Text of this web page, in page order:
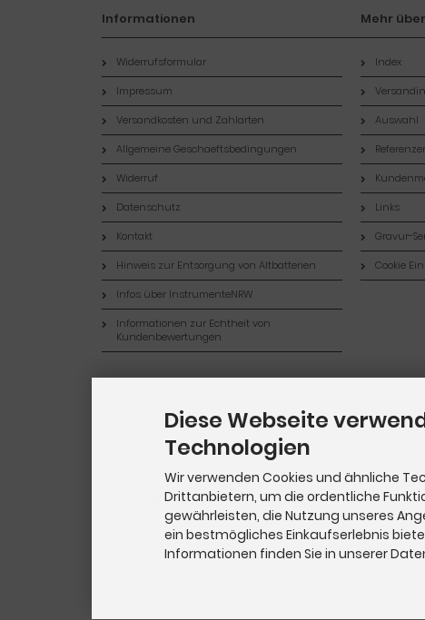
Informationen
Widerrufsformular
Impressum
Versandkosten und Zahlarten
Allgemeine Geschaeftsbedingungen
Widerruf
Datenschutz
Kontakt
Hinweis zur Entsorgung von Altbatterien
Infos über InstrumenteNRW
Informationen zur Echtheit von
Kundenbewertungen
Mehr
Index
Auswahl
Links
Gravur-
Cookie
Diese Webseite
Technologien
Wir verwenden Cookies und ähnliche
Drittanbietern, um die ordentliche
gewährleisten, die Nutzung unseres
ein bestmögliches Einkaufserlebnis
Informationen finden Sie in unserer